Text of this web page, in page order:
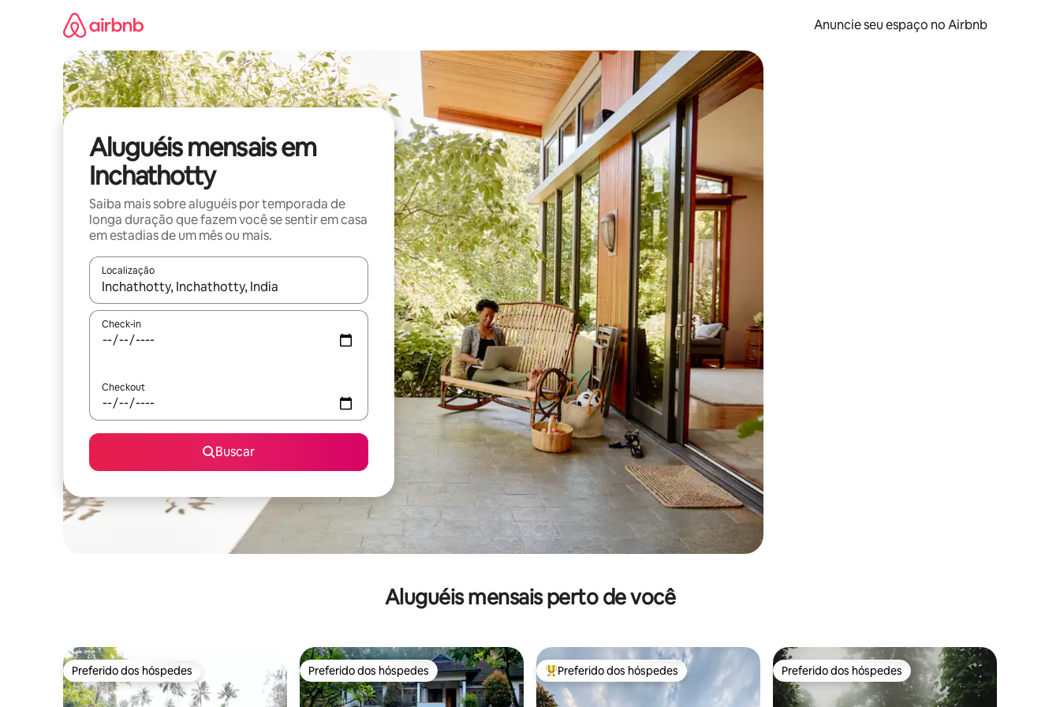
Anuncie seu espaço no Airbnb
Aluguéis mensais em
Inchathotty
Saiba mais sobre aluguéis por temporada de
longa duração que fazem você se sentir em casa
em estadias de um mês ou mais.
Localização
Quando os resultados estiverem disponíveis, explore-os usando as seta para cima e para baixo do teclado ou tocando e deslizando o dedo na tela.
Check-in
Checkout
Buscar
Aluguéis mensais perto de você
Preferido dos hóspedes
Preferido dos hóspedes Preferido dos hóspedes
Preferido dos hóspedes Entre os melhores preferidos dos hóspedes
Preferido dos hóspedes Preferido dos hóspedes
Preferido dos hóspedes